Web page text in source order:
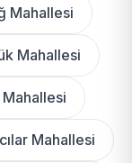
Mahallesi
Mahallesi
Mahallesi